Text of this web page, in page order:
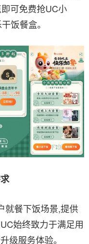
可免费抢UC小
饭餐盒。
就餐下饭场景,提供
始终致力于满足用
级服务体验。